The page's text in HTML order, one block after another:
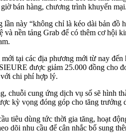
bán hàng, chương trình khuyến mại.
này “không chỉ là kéo dài bản đồ
nền tảng Grab để có thêm cơ
tại các địa phương mới từ nay
được giảm 25.000 đồng cho
chi phí hợp lý.
cung ứng dịch vụ số sẽ hình
kỳ vọng đóng góp cho tăng
tiêu dùng tức thời gia tăng, hoạt
dõi nhu cầu để cân nhắc bổ sung